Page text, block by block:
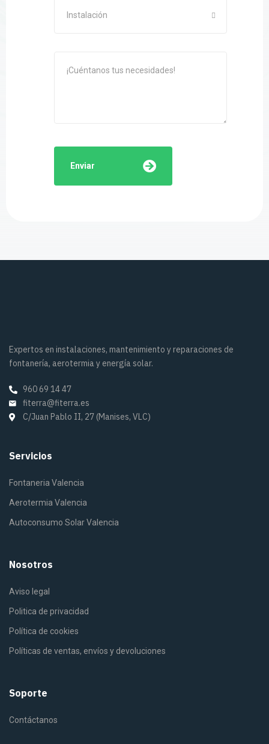
Instalación
Enviar
Expertos en instalaciones, mantenimiento y reparaciones de
fontanería, aerotermia y energía solar.
960 69 14 47
fiterra@fiterra.es
C/Juan Pablo II, 27 (Manises, VLC)
Servicios
Fontaneria Valencia
Aerotermia Valencia
Autoconsumo Solar Valencia
Nosotros
Aviso legal
Politica de privacidad
Política de cookies
Políticas de ventas, envíos y devoluciones
Soporte
Contáctanos